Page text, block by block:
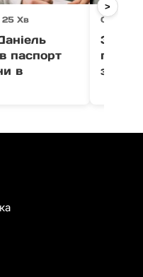
Хв
паспорт
в
08
Зі
>